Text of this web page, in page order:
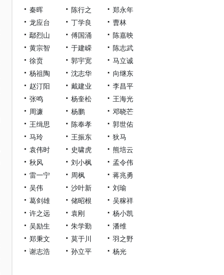
秦晖 陈行之
郑永年
龙应台
丁学良
曹林
鄢烈山
傅国涌
陈嘉映
黄宗智
于建嵘
陈志武
徐贲
郭宇宽
马立诚
杨祖陶
沈志华
向继东
赵汀阳
戴建业
李昌平
张鸣
杨奎松
王海光
周濂
杨鹏
邓晓芒
王缉思
陈奉孝
郭世佑
马玲
王振东
狄马
袁伟时
史啸虎
熊培云
秋风
刘小枫
孟令伟
雷一宁
周枫
蒋兆勇
吴伟
沙叶新
刘瑜
葛剑雄
储昭根
吴稼祥
许之远
袁刚
杨小凯
吴励生
朱学勤
潘维
郑秉文
莫于川
羽之野
谢志浩
孙立平 杨光